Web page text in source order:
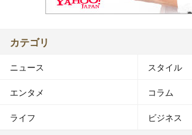
カテゴリ
ニュース スタイル
エンタメ コラム
ライフ ビジネス